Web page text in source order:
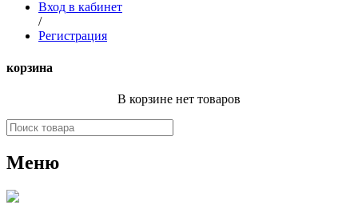
Вход в кабинет
/
Регистрация
корзина
В корзине нет товаров
Меню